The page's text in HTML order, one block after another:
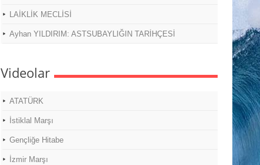
LAİKLİK MECLİSİ
Ayhan YILDIRIM: ASTSUBAYLIĞIN TARİHÇESİ
Videolar
ATATÜRK
İstiklal Marşı
Gençliğe Hitabe
İzmir Marşı